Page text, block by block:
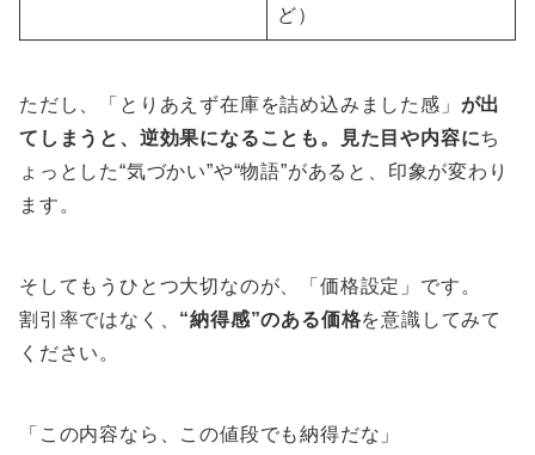
ど）
ただし、「とりあえず在庫を詰め込みました感」 が出
てしまうと、逆効果になることも。見た目や内容にち
ょっとした“気づかい”や“物語”があると、印象が変わり
ます。
そしてもうひとつ大切なのが、「価格設定」です。
割引率ではなく、 “納得感”のある価格を意識してみて
ください。
「この内容なら、この値段でも納得だな」